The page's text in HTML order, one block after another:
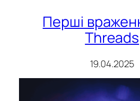
Перші
Threads
19.04.2025